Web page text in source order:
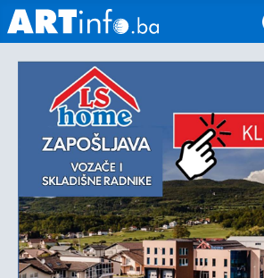
Početna
Vijesti
Sport
Kultura
Crna